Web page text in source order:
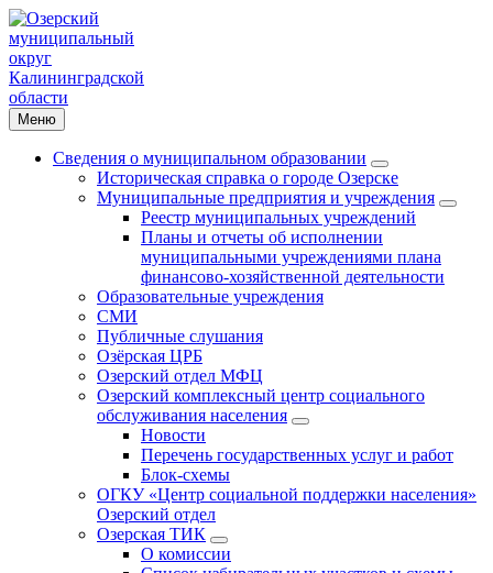
Меню
Сведения о муниципальном образовании
Историческая справка о городе Озерске
Муниципальные предприятия и учреждения
Реестр муниципальных учреждений
Планы и отчеты об исполнении
муниципальными учреждениями плана
финансово-хозяйственной деятельности
Образовательные учреждения
СМИ
Публичные слушания
Озёрская ЦРБ
Озерский отдел МФЦ
Озерский комплексный центр социального
обслуживания населения
Новости
Перечень государственных услуг и работ
Блок-схемы
ОГКУ «Центр социальной поддержки населения»
Озерский отдел
Озерская ТИК
О комиссии